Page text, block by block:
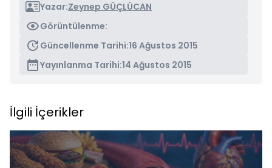
Yazar:Zeynep GÜÇLÜCAN
Görüntülenme:
Güncellenme Tarihi:16 Ağustos 2015
Yayınlanma Tarihi:14 Ağustos 2015
İlgili İçerikler